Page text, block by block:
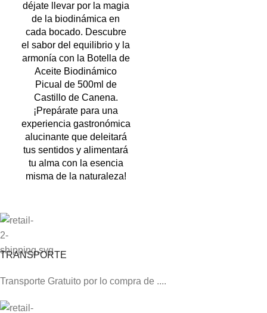
déjate llevar por la magia
de la biodinámica en
cada bocado. Descubre
el sabor del equilibrio y la
armonía con la Botella de
Aceite Biodinámico
Picual de 500ml de
Castillo de Canena.
¡Prepárate para una
experiencia gastronómica
alucinante que deleitará
tus sentidos y alimentará
tu alma con la esencia
misma de la naturaleza!
TRANSPORTE
Transporte Gratuito por lo compra de ....